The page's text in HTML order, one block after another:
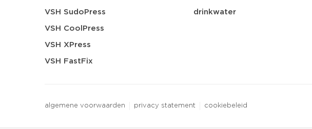
VSH SudoPress
VSH CoolPress
VSH XPress
VSH FastFix
drinkwater
algemene voorwaarden privacy statement cookiebeleid